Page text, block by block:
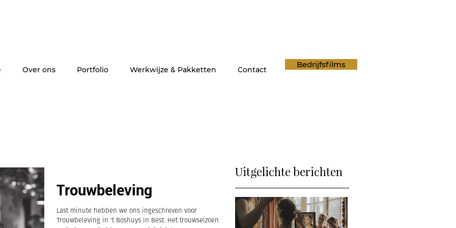
Over ons Portfolio Werkwijze & Pakketten Contact
Bedrijfsfilms
Trouwbeleving
Last minute hebben we ons ingeschreven voor
Trouwbeleving in 't Boshuys in Best. Het trouwseizoen
Uitgelichte berichten